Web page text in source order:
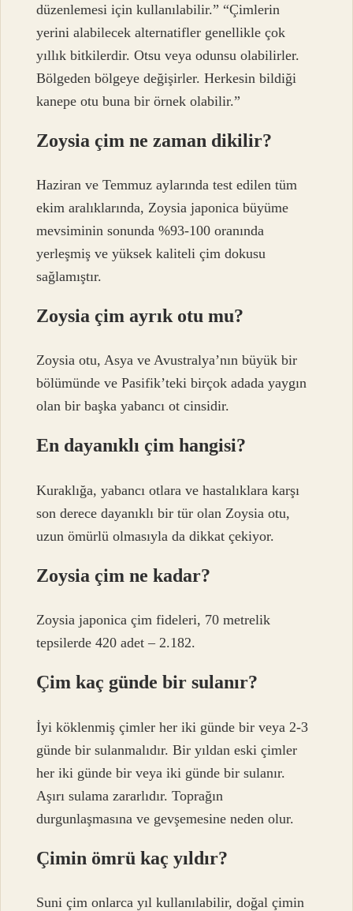
düzenlemesi için kullanılabilir.” “Çimlerin
yerini alabilecek alternatifler genellikle çok
yıllık bitkilerdir. Otsu veya odunsu olabilirler.
Bölgeden bölgeye değişirler. Herkesin bildiği
kanepe otu buna bir örnek olabilir.”
Zoysia çim ne zaman dikilir?
Haziran ve Temmuz aylarında test edilen tüm
ekim aralıklarında, Zoysia japonica büyüme
mevsiminin sonunda %93-100 oranında
yerleşmiş ve yüksek kaliteli çim dokusu
sağlamıştır.
Zoysia çim ayrık otu mu?
Zoysia otu, Asya ve Avustralya’nın büyük bir
bölümünde ve Pasifik’teki birçok adada yaygın
olan bir başka yabancı ot cinsidir.
En dayanıklı çim hangisi?
Kuraklığa, yabancı otlara ve hastalıklara karşı
son derece dayanıklı bir tür olan Zoysia otu,
uzun ömürlü olmasıyla da dikkat çekiyor.
Zoysia çim ne kadar?
Zoysia japonica çim fideleri, 70 metrelik
tepsilerde 420 adet – 2.182.
Çim kaç günde bir sulanır?
İyi köklenmiş çimler her iki günde bir veya 2-3
günde bir sulanmalıdır. Bir yıldan eski çimler
her iki günde bir veya iki günde bir sulanır.
Aşırı sulama zararlıdır. Toprağın
durgunlaşmasına ve gevşemesine neden olur.
Çimin ömrü kaç yıldır?
Suni çim onlarca yıl kullanılabilir, doğal çimin